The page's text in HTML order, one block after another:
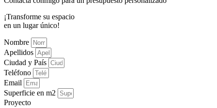
¡Transforme su espacio
en un lugar único!
Nombre
Apellidos
Ciudad y País
Teléfono
Email
Superficie en m2
Proyecto